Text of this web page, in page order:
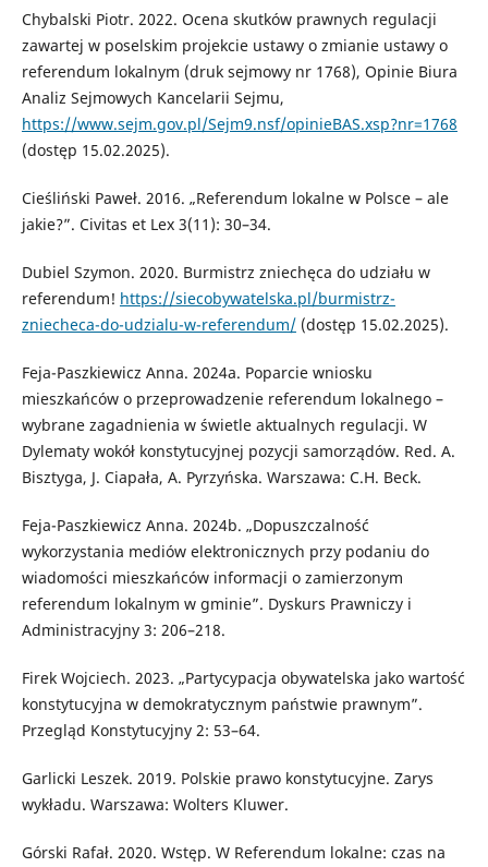
Chybalski Piotr. 2022. Ocena skutków prawnych regulacji
zawartej w poselskim projekcie ustawy o zmianie ustawy o
referendum lokalnym (druk sejmowy nr 1768), Opinie Biura
Analiz Sejmowych Kancelarii Sejmu,
https://www.sejm.gov.pl/Sejm9.nsf/opinieBAS.xsp?nr=1768
(dostęp 15.02.2025).
Cieśliński Paweł. 2016. „Referendum lokalne w Polsce – ale
jakie?”. Civitas et Lex 3(11): 30–34.
Dubiel Szymon. 2020. Burmistrz zniechęca do udziału w
referendum! https://siecobywatelska.pl/burmistrz-
zniecheca-do-udzialu-w-referendum/(dostęp 15.02.2025).
Feja-Paszkiewicz Anna. 2024a. Poparcie wniosku
mieszkańców o przeprowadzenie referendum lokalnego –
wybrane zagadnienia w świetle aktualnych regulacji. W
Dylematy wokół konstytucyjnej pozycji samorządów. Red. A.
Bisztyga, J. Ciapała, A. Pyrzyńska. Warszawa: C.H. Beck.
Feja-Paszkiewicz Anna. 2024b. „Dopuszczalność
wykorzystania mediów elektronicznych przy podaniu do
wiadomości mieszkańców informacji o zamierzonym
referendum lokalnym w gminie”. Dyskurs Prawniczy i
Administracyjny 3: 206–218.
Firek Wojciech. 2023. „Partycypacja obywatelska jako wartość
konstytucyjna w demokratycznym państwie prawnym”.
Przegląd Konstytucyjny 2: 53–64.
Garlicki Leszek. 2019. Polskie prawo konstytucyjne. Zarys
wykładu. Warszawa: Wolters Kluwer.
Górski Rafał. 2020. Wstęp. W Referendum lokalne: czas na